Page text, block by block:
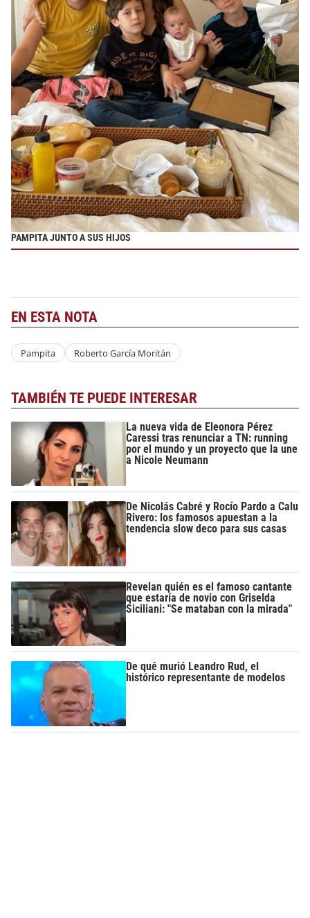
PAMPITA JUNTO A SUS HIJOS
EN ESTA NOTA
Pampita Roberto García Moritán
TAMBIÉN TE PUEDE INTERESAR
La nueva vida de Eleonora Pérez
Caressi tras renunciar a TN: running
por el mundo y un proyecto que la une
a Nicole Neumann
De Nicolás Cabré y Rocío Pardo a Calu
Rivero: los famosos apuestan a la
tendencia slow deco para sus casas
Revelan quién es el famoso cantante
que estaría de novio con Griselda
Siciliani: "Se mataban con la mirada"
De qué murió Leandro Rud, el
histórico representante de modelos